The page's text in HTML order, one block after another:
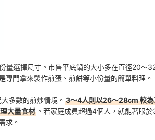
量選擇尺寸。市售平底鍋的大小多在直徑20～
門拿來製作煎蛋、煎餅等小份量的簡單料理。
多數的煎炒情境。 3～4人則以26～28cm 較為
大量食材 。若家庭成員超過4個人，就能著眼
求。